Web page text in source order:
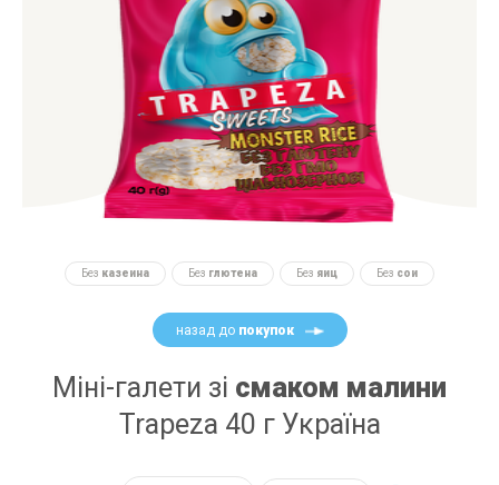
Без казеина Без глютена Без яиц Без сои
назад до покупок
Міні-галети зі смаком малини
Trapeza 40 г Україна